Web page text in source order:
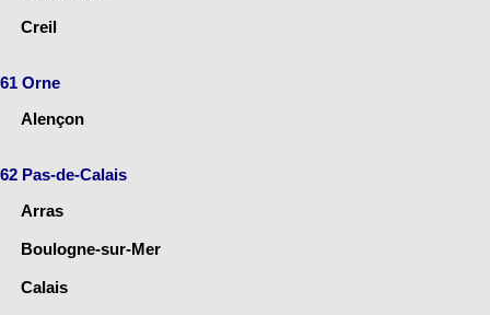
Creil
61 Orne
Alençon
62 Pas-de-Calais
Arras
Boulogne-sur-Mer
Calais